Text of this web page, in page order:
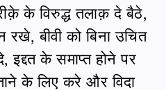
के विरुद्ध तलाक़ दे बैठे,
रखे, बीवी को बिना उचित
के समाप्त होने पर
के लिए करे और विदा